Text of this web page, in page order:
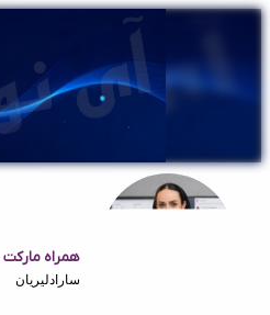
همراه مارکت